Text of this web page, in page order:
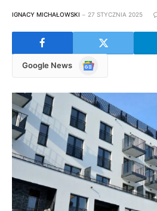
IGNACY MICHAŁOWSKI 27 STYCZNIA 2025
Google News
Google